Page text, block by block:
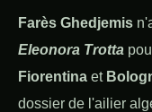
Farès Ghedjemis
Eleonora Trotta
Fiorentina et
dossier de l'ailier